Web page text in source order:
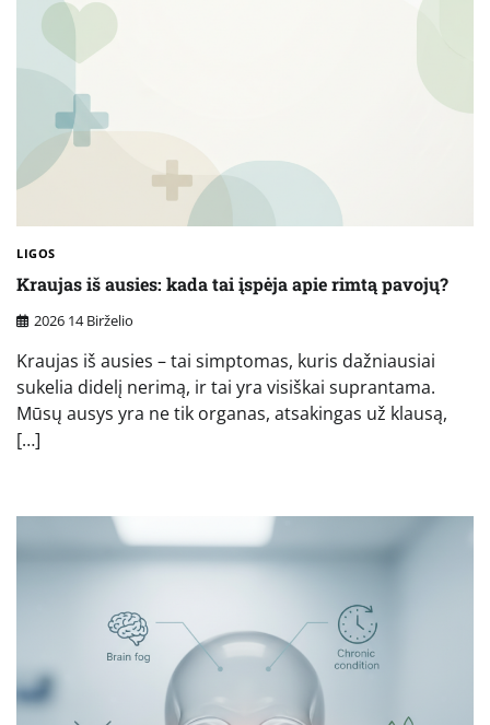
LIGOS
Kraujas iš ausies: kada tai įspėja apie rimtą pavojų?
2026 14 Birželio
Kraujas iš ausies – tai simptomas, kuris dažniausiai
sukelia didelį nerimą, ir tai yra visiškai suprantama.
Mūsų ausys yra ne tik organas, atsakingas už klausą,
[…]